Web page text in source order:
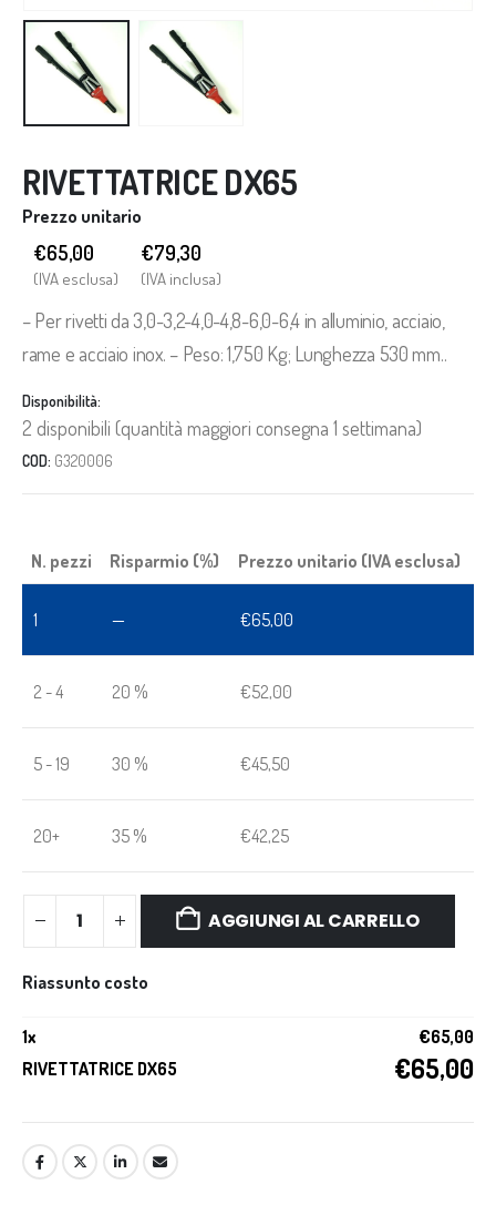
RIVETTATRICE DX65
Prezzo unitario
€65,00
(IVA esclusa)
€79,30
(IVA inclusa)
– Per rivetti da 3,0-3,2-4,0-4,8-6,0-6,4 in alluminio, acciaio,
rame e acciaio inox. – Peso: 1,750 Kg; Lunghezza 530 mm..
Disponibilità:
2 disponibili (quantità maggiori consegna 1 settimana)
COD: G320006
N. pezzi Risparmio (%) Prezzo unitario (IVA esclusa)
1 — €65,00
2 - 4 20 % €52,00
5 - 19 30 % €45,50
20+ 35 % €42,25
AGGIUNGI AL CARRELLO
Riassunto costo
1x €65,00
RIVETTATRICE DX65
€65,00